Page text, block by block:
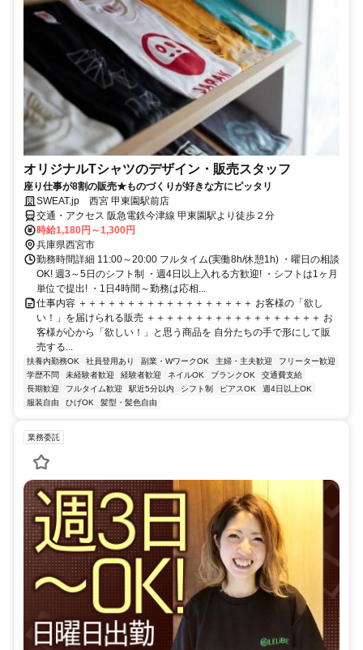
オリジナルTシャツのデザイン・販売スタッフ
座り仕事が8割の販売★ものづくりが好きな方にピッタリ
SWEAT.jp 西宮 甲東園駅前店
交通・アクセス 阪急電鉄今津線 甲東園駅より徒歩２分
時給1,180円～1,300円
兵庫県西宮市
勤務時間詳細 11:00～20:00 フルタイム(実働8h/休憩1h) ・曜日の相談
OK! 週3～5日のシフト制 ・週4日以上入れる方歓迎! ・シフトは1ヶ月
単位で提出! ・1日4時間～勤務は応相...
仕事内容 ＋＋＋＋＋＋＋＋＋＋＋＋＋＋＋＋＋＋ お客様の「欲し
い！」を届けられる販売 ＋＋＋＋＋＋＋＋＋＋＋＋＋＋＋＋＋＋ お
客様が心から「欲しい！」と思う商品を 自分たちの手で形にして販
売する...
扶養内勤務OK 社員登用あり 副業・WワークOK 主婦・主夫歓迎
フリーター歓迎
学歴不問
未経験者歓迎 経験者歓迎 ネイルOK ブランクOK
交通費支給
長期歓迎
フルタイム歓迎 駅近5分以内 シフト制 ピアスOK
週4日以上OK
服装自由
ひげOK 髪型・髪色自由
業務委託